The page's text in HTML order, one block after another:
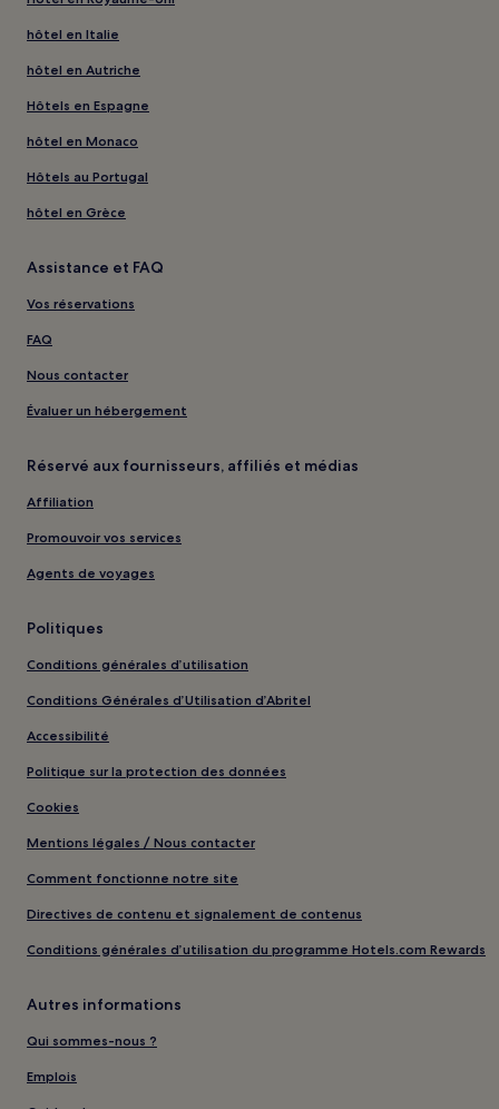
hôtel en Italie
hôtel en Autriche
Hôtels en Espagne
hôtel en Monaco
Hôtels au Portugal
hôtel en Grèce
Assistance et FAQ
Vos réservations
FAQ
Nous contacter
Évaluer un hébergement
Réservé aux fournisseurs, affiliés et médias
Affiliation
Promouvoir vos services
Agents de voyages
Politiques
Conditions générales d’utilisation
Conditions Générales d’Utilisation d’Abritel
Accessibilité
Politique sur la protection des données
Cookies
Mentions légales / Nous contacter
Comment fonctionne notre site
Directives de contenu et signalement de contenus
Conditions générales d’utilisation du programme Hotels.com Rewards
Autres informations
Qui sommes-nous ?
Emplois